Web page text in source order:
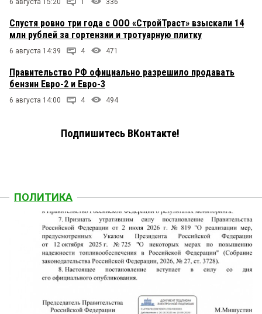
6 августа 15:20 1 336
Спустя ровно три года с ООО «СтройТраст» взыскали 14
млн рублей за гортензии и тротуарную плитку
6 августа 14:39 4 471
Правительство РФ официально разрешило продавать
бензин Евро-2 и Евро-3
6 августа 14:00 4 494
Подпишитесь ВКонтакте!
ПОЛИТИКА